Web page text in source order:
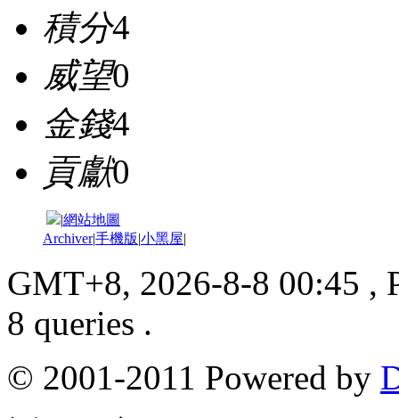
積分4
威望0
金錢4
貢獻0
|網站地圖
Archiver|手機版|小黑屋|
GMT+8, 2026-8-8 00:45 ,
8 queries .
© 2001-2011 Powered by